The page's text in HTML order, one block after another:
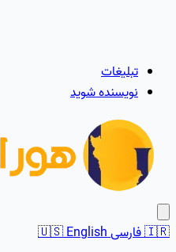
تبلیغات
نویسنده شوید
🇮🇷فارسی 🇺🇸English